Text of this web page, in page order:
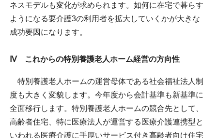
ネスモデルも変化が求められます。如何に在宅で暮らす
ようになる要介護3の利用者を拡大していくかが大きな
成功要因になります。
Ⅳ これからの特別養護老人ホーム経営の方向性
特別養護老人ホームの運営母体である社会福祉法人制
度も大きく変貌します。今年度から会計基準も新基準に
全面移行します。特別養護老人ホームの競合先として、
高齢者住宅、特に医療法人が運営する医療介護連携型と
いわれる医療介護に手厚いサービス付き高齢者向け住宅